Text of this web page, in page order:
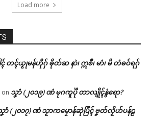
Load more
ၚ် တၚ်ယၟုမန်ဟီုဂှ် ၜိုတ်ဆ နာဲ၊ ဣစဳ၊ မာံ၊ မိ တံဓဝ်ရဂှ်
on သၞာံ (၂၀၁၉) ဏံ မုဂကူပိုဲ တာလျိုၚ်နွံရော?
ာံ (၂၀၁၇) ဏံ သၟာကမၠောန်ဆုဲပြံၚ် ဗၞတ်လၟိဟ်ပန်ဠ